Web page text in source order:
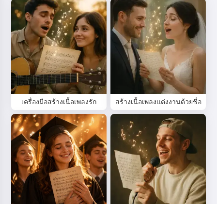
เครื่องมือสร้างเนื้อเพลงรัก สร้างเนื้อเพลงแต่งงานด้วยชื่อ